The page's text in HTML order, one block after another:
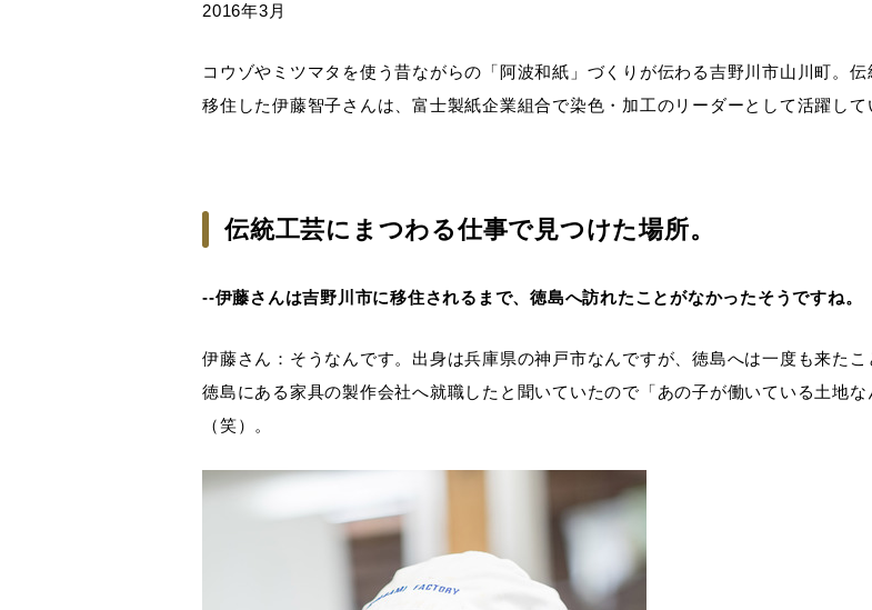
2016年3月
コウゾやミツマタを使う昔ながらの「阿波和紙」づくりが伝わる吉野川市山川町。
移住した伊藤智子さんは、富士製紙企業組合で染色・加工のリーダーとして活躍して
伝統工芸にまつわる仕事で見つけた場所。
--伊藤さんは吉野川市に移住されるまで、徳島へ訪れたことがなかったそうですね。
伊藤さん：そうなんです。出身は兵庫県の神戸市なんですが、徳島へは一度も来た
徳島にある家具の製作会社へ就職したと聞いていたので「あの子が働いている土地
（笑）。